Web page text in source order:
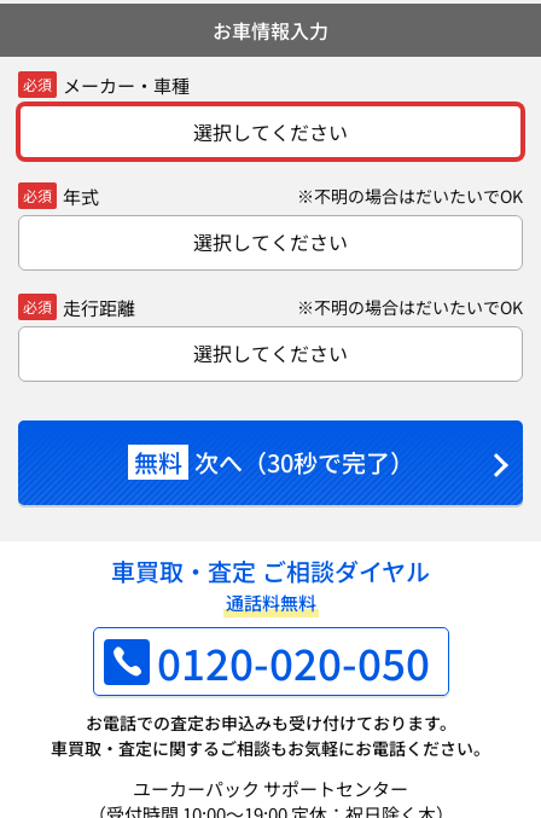
お車情報入力
必須 メーカー・車種
選択してください
必須 年式 ※不明の場合はだいたいでOK
選択してください
必須 走行距離 ※不明の場合はだいたいでOK
選択してください
無料 次へ（30秒で完了）
車買取・査定 ご相談ダイヤル
通話料無料
0120-020-050
お電話での査定お申込みも受け付けております。
車買取・査定に関するご相談もお気軽にお電話ください。
ユーカーパック サポートセンター